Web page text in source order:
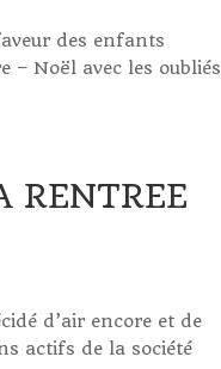
des enfants
Noël avec les oubliés
RENTREE
d’air encore et de
actifs de la société